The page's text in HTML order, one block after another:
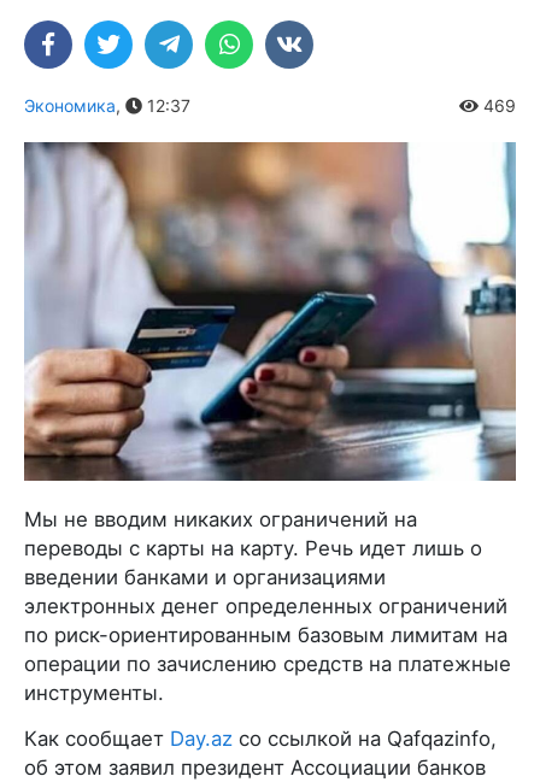
Экономика, 12:37 469
Мы не вводим никаких ограничений на
переводы с карты на карту. Речь идет лишь о
введении банками и организациями
электронных денег определенных ограничений
по риск-ориентированным базовым лимитам на
операции по зачислению средств на платежные
инструменты.
Как сообщает Day.az со ссылкой на Qafqazinfo,
об этом заявил президент Ассоциации банков